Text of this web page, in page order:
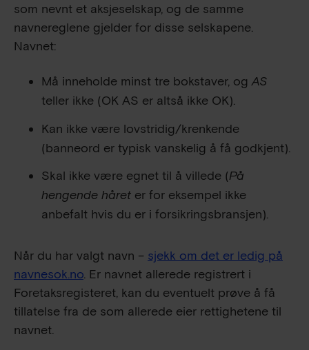
som nevnt et aksjeselskap, og de samme
navnereglene gjelder for disse selskapene.
Navnet:
Må inneholde minst tre bokstaver, ogAS
teller ikke (OK AS er altså ikke OK).
Kan ikke være lovstridig/krenkende
(banneord er typisk vanskelig å få godkjent).
Skal ikke være egnet til å villede (På
hengende håret er for eksempel ikke
anbefalt hvis du er i forsikringsbransjen).
Når du har valgt navn – sjekk om det er ledig på
navnesok.no. Er navnet allerede registrert i
Foretaksregisteret, kan du eventuelt prøve å få
tillatelse fra de som allerede eier rettighetene til
navnet.